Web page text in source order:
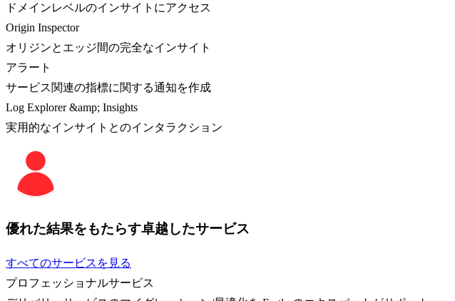
ドメインレベルのインサイトにアクセス
Origin Inspector
オリジンとエッジ間の完全なインサイト
アラート
サービス関連の指標に関する通知を作成
Log Explorer &amp; Insights
実用的なインサイトとのインタラクション
優れた結果をもたらす卓越したサービス
すべてのサービスを見る
プロフェッショナルサービス